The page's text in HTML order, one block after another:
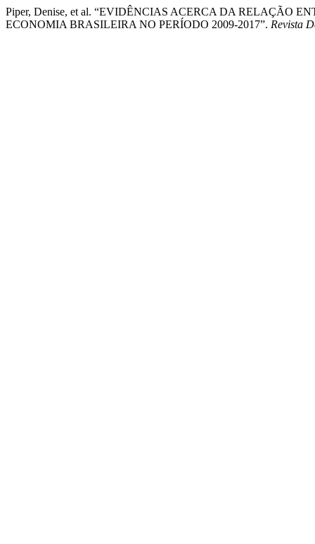
Piper, Denise, et al. “EVIDÊNCIAS ACERCA DA RELAÇÃO
ECONOMIA BRASILEIRA NO PERÍODO 2009-2017”. Revista